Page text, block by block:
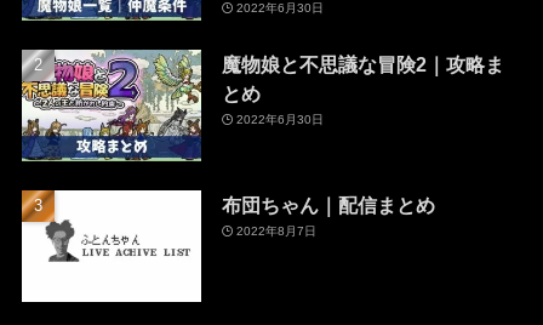
2022年6月30日
魔物娘と不思議な冒険2｜攻略ま
とめ
2022年6月30日
布団ちゃん｜配信まとめ
2022年8月7日